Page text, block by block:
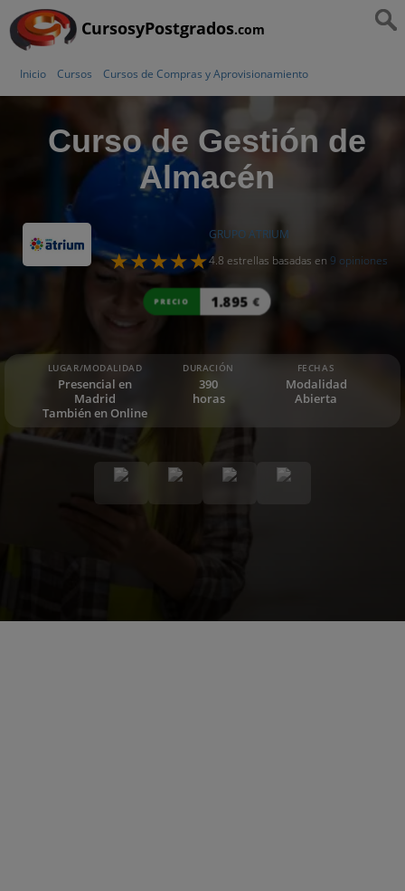
CursosyPostgrados.com
Inicio Cursos Cursos de Compras y Aprovisionamiento
Curso de Gestión de
Almacén
GRUPO ATRIUM
4.8 estrellas basadas en 9 opiniones
PRECIO 1.895 €
LUGAR/MODALIDAD
Presencial en
Madrid
También en Online
DURACIÓN
390
horas
FECHAS
Modalidad
Abierta